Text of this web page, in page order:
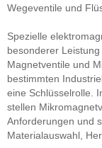
Wegeventile und
Spezielle
besonderer
Magnetventile und
bestimmten
eine Schlüsselrolle.
stellen
Anforderungen und
Materialauswahl,